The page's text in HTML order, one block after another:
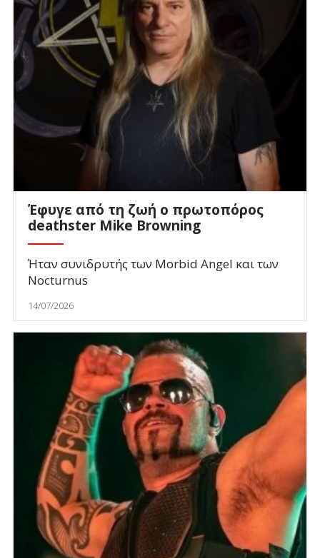
Έφυγε από τη ζωή ο πρωτοπόρος
deathster Mike Browning
Ήταν συνιδρυτής των Morbid Angel και των
Nocturnus
14/07/2026